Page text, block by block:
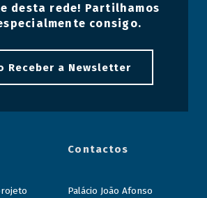
desta rede! Partilhamos
consigo.
Receber a Newsletter
Contactos
Palácio João Afonso